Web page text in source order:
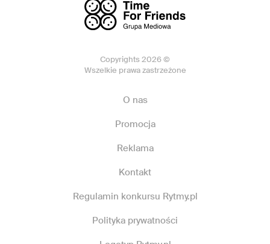
Copyrights 2026 ©
Wszelkie prawa zastrzeżone
O nas
Promocja
Reklama
Kontakt
Regulamin konkursu Rytmy.pl
Polityka prywatności